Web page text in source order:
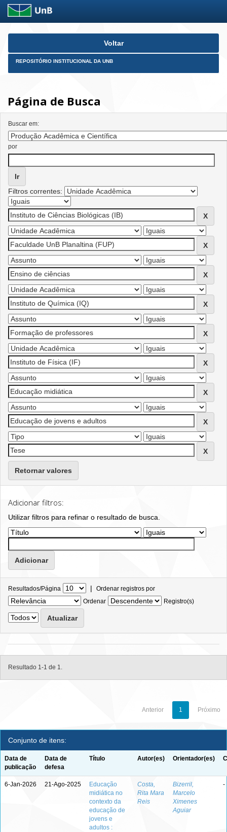
Skip
Voltar
REPOSITÓRIO INSTITUCIONAL DA UNB
Página de Busca
Buscar em:
por
Filtros correntes:
Retornar valores
Adicionar filtros:
Utilizar filtros para refinar o resultado de busca.
Resultados/Página | Ordenar registros por
Ordenar
Registro(s)
Resultado 1-1 de 1.
Anterior 1 Próximo
Conjunto de itens:
Data de
publicação
Data de
defesa
Título Autor(es) Orientador(es)
6-Jan-2026 21-Ago-2025
Educação
midiática no
contexto da
educação de
jovens e
adultos :
Costa,
Rita Mara
Reis
Bizerril,
Marcelo
Ximenes
Aguiar
-